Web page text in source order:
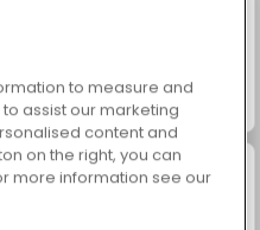
Trollface Quest: USA 2
to measure and
assist our marketing
content and
on the right, you can
more information see our